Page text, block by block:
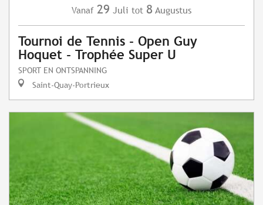
Vanaf 29 Juli tot 8 Augustus
Tournoi de Tennis - Open Guy
Hoquet - Trophée Super U
SPORT EN ONTSPANNING
Saint-Quay-Portrieux